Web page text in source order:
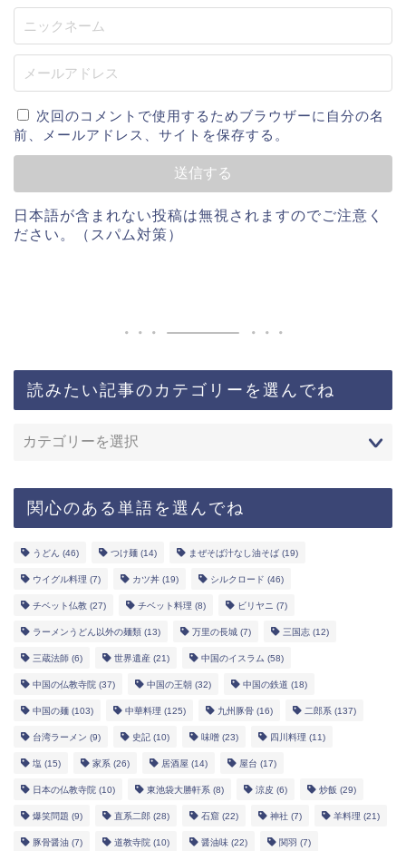
次回のコメントで使用するためブラウザーに自分の名
前、メールアドレス、サイトを保存する。
日本語が含まれない投稿は無視されますのでご注意く
ださい。（スパム対策）
読みたい記事のカテゴリーを選んでね
関心のある単語を選んでね
うどん (46) つけ麺 (14) まぜそば汁なし油そば (19)
ウイグル料理 (7) カツ丼 (19) シルクロード (46)
チベット仏教 (27) チベット料理 (8) ビリヤニ (7)
ラーメンうどん以外の麺類 (13) 万里の長城 (7) 三国志 (12)
三蔵法師 (6) 世界遺産 (21) 中国のイスラム (58)
中国の仏教寺院 (37) 中国の王朝 (32) 中国の鉄道 (18)
中国の麺 (103) 中華料理 (125) 九州豚骨 (16) 二郎系 (137)
台湾ラーメン (9) 史記 (10) 味噌 (23) 四川料理 (11)
塩 (15) 家系 (26) 居酒屋 (14) 屋台 (17)
日本の仏教寺院 (10) 東池袋大勝軒系 (8) 涼皮 (6) 炒飯 (29)
爆笑問題 (9) 直系二郎 (28) 石窟 (22) 神社 (7) 羊料理 (21)
豚骨醤油 (7) 道教寺院 (10) 醤油味 (22) 関羽 (7)